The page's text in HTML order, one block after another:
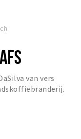
van vers